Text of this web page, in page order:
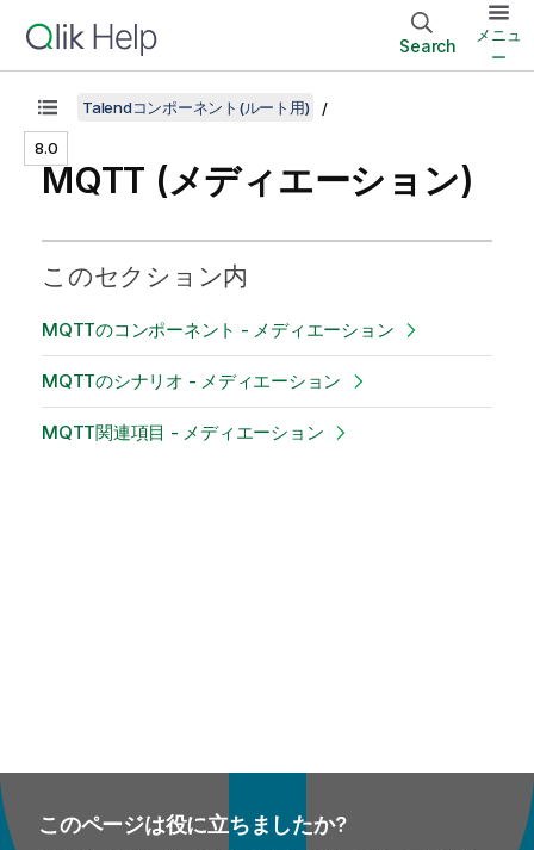
Search
メニュ
ー
8.0
Talendコンポーネント(ルート用)
MQTT (メディエーション)
このセクション内
MQTTのコンポーネント - メディエーション
MQTTのシナリオ - メディエーション
MQTT関連項目 - メディエーション
このページは役に立ちましたか?